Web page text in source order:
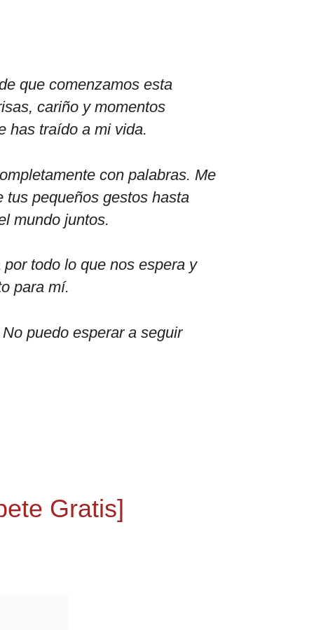
que comenzamos esta
cariño y momentos
has traído a mi vida.
con palabras. Me
tus pequeños gestos hasta
mundo juntos.
todo lo que nos espera y
para mí.
puedo esperar a seguir
Gratis]